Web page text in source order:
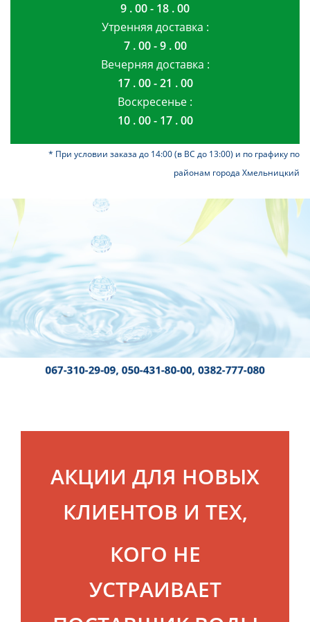
9 . 00 - 18 . 00
Утренняя доставка :
7 . 00 - 9 . 00
Вечерняя доставка :
17 . 00 - 21 . 00
Воскресенье :
10 . 00 - 17 . 00
* При условии заказа до 14:00 (в ВС до 13:00) и по графику по
районам города Хмельницкий
АКЦИИ ДЛЯ НОВЫХ
КЛИЕНТОВ И ТЕХ,
КОГО НЕ
УСТРАИВАЕТ